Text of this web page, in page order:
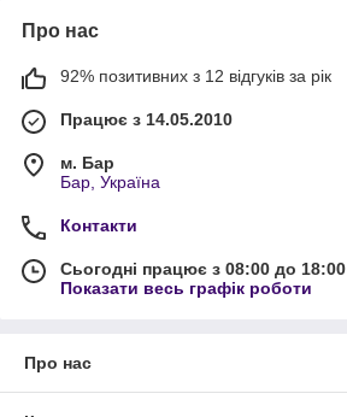
Про нас
92% позитивних з 12 відгуків за рік
Працює з 14.05.2010
м. Бар
Бар, Україна
Контакти
Сьогодні працює з 08:00 до 18:00
Показати весь графік роботи
Про нас